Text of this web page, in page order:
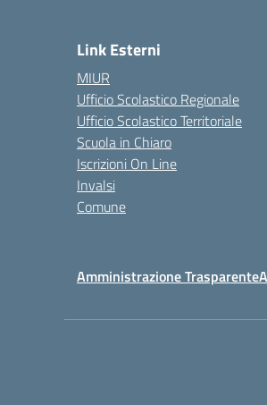
Link Esterni
MIUR
Ufficio Scolastico Regionale
Ufficio Scolastico Territoriale
Scuola in Chiaro
Iscrizioni On Line
Invalsi
Comune
Amministrazione Trasparente